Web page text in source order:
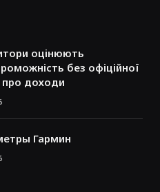
оцінюють
без офіційної
про доходи
Гармин